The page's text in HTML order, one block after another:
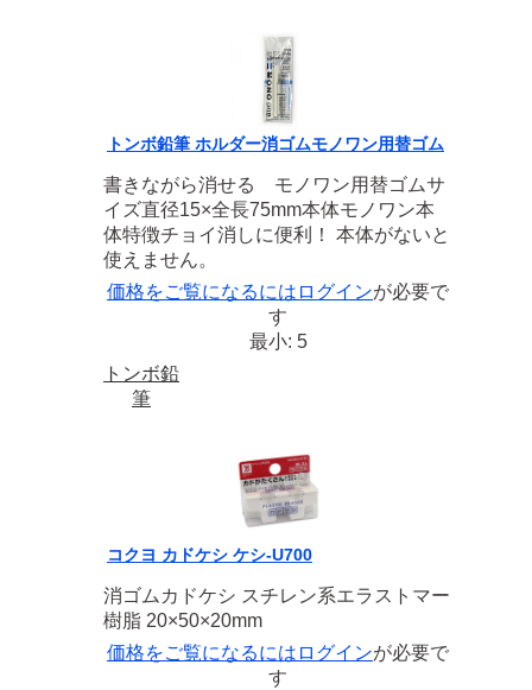
トンボ鉛筆 ホルダー消ゴムモノワン用替ゴム
書きながら消せる モノワン用替ゴムサ
イズ直径15×全長75mm本体モノワン本
体特徴チョイ消しに便利！ 本体がないと
使えません。
価格をご覧になるには ログインが必要で
す
最小: 5
トンボ鉛
筆
コクヨ カドケシ ケシ-U700
消ゴムカドケシ スチレン系エラストマー
樹脂 20×50×20mm
価格をご覧になるには ログインが必要で
す